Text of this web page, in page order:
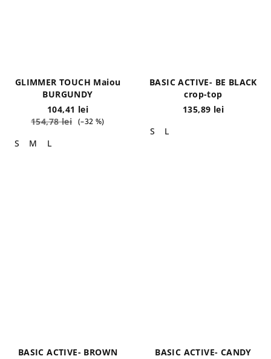
GLIMMER TOUCH Maiou
BURGUNDY
104,41 lei
154,78 lei (–32 %)
S M L
BASIC ACTIVE- BE BLACK
crop-top
135,89 lei
S
L
BASIC ACTIVE- BROWN
BASIC ACTIVE- CANDY